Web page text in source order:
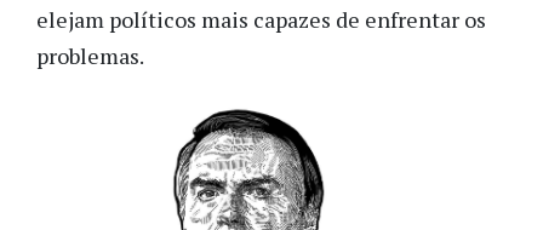
elejam políticos mais capazes de enfrentar os
problemas.